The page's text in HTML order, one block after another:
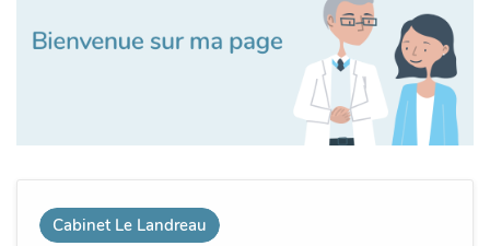
Cabinet Le Landreau